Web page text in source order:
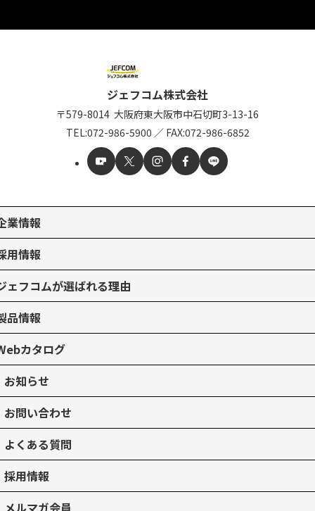
ジェフコム株式会社
〒579-8014 大阪府東大阪市中石切町3-13-16
TEL:072-986-5900 ／ FAX:072-986-6852
業情報
用情報
ェフコムが選ばれる理由
品情報
カタログ
お知らせ
お問い合わせ
よくある質問
採用情報